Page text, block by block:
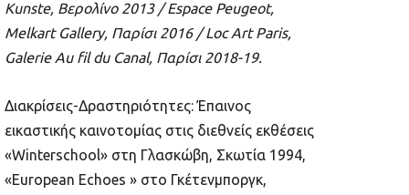
Kunste, Βερολίνο2013 / Espace Peugeot,
Melkart Gallery, Παρίσι2016 / Loc Art Paris,
Galerie Au fil du Canal, Παρίσι2018-19.
Διακρίσεις-Δραστηριότητες: Έπαινος
εικαστικής καινοτομίας στις διεθνείς εκθέσεις
«Winterschool» στη Γλασκώβη, Σκωτία 1994,
«European Echoes » στο Γκέτενμποργκ,